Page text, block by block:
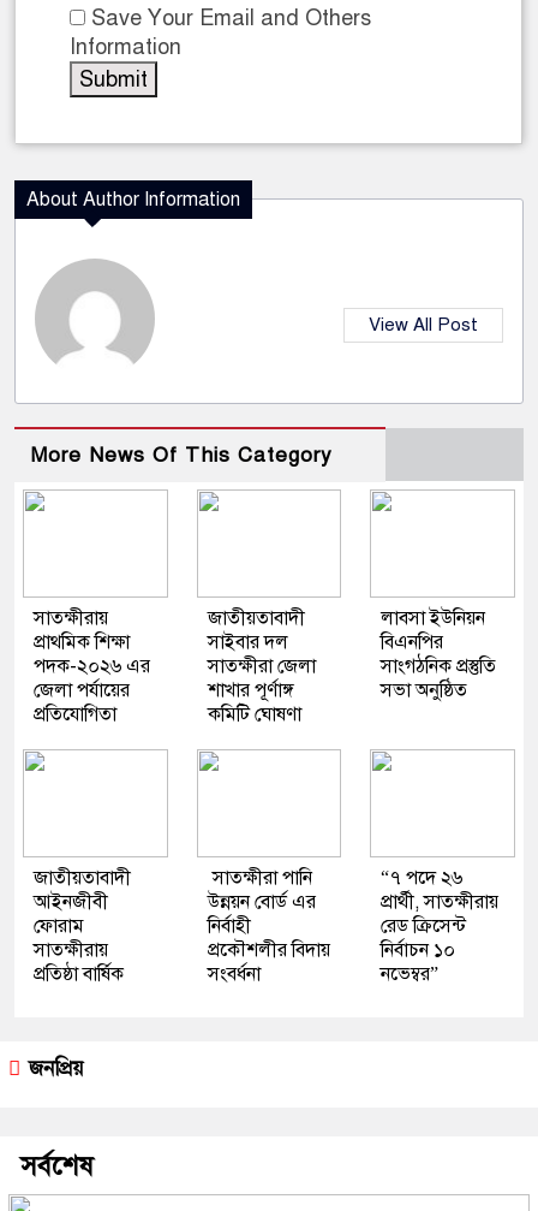
Save Your Email and Others
Information
About Author Information
View All Post
More News Of This Category
সাতক্ষীরায়
প্রাথমিক শিক্ষা
পদক-২০২৬ এর
জেলা পর্যায়ের
প্রতিযোগিতা
জাতীয়তাবাদী
সাইবার দল
সাতক্ষীরা জেলা
শাখার পূর্ণাঙ্গ
কমিটি ঘোষণা
লাবসা ইউনিয়ন
বিএনপির
সাংগঠনিক প্রস্তুতি
সভা অনুষ্ঠিত
জাতীয়তাবাদী
আইনজীবী
ফোরাম
সাতক্ষীরায়
প্রতিষ্ঠা বার্ষিক
সাতক্ষীরা পানি
উন্নয়ন বোর্ড এর
নির্বাহী
প্রকৌশলীর বিদায়
সংবর্ধনা
“৭ পদে ২৬
প্রার্থী, সাতক্ষীরায়
রেড ক্রিসেন্ট
নির্বাচন ১০
নভেম্বর”
জনপ্রিয়
সর্বশেষ